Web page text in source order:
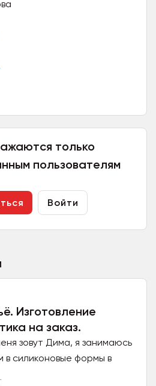
только
пользователям
Войти
Изготовление
на заказ.
зовут Дима, я занимаюсь
в силиконовые формы в